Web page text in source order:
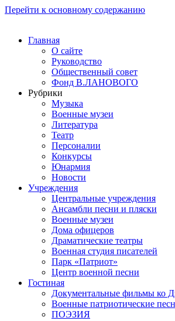
Перейти к основному содержанию
Главная
О сайте
Руководство
Общественный совет
Фонд В.ЛАНОВОГО
Рубрики
Музыка
Военные музеи
Литература
Театр
Персоналии
Конкурсы
Юнармия
Новости
Учреждения
Центральные учреждения
Ансамбли песни и пляски
Военные музеи
Дома офицеров
Драматические театры
Военная студия писателей
Парк «Патриот»
Центр военной песни
Гостиная
Документальные фильмы ко
Военные патриотические
ПОЭЗИЯ